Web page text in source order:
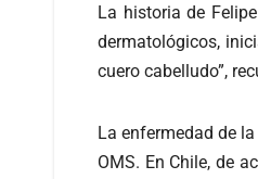
La historia de
dermatológicos,
cuero cabelludo”,
La enfermedad de
OMS. En Chile, de